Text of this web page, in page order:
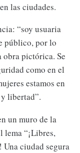
las ciudades.
“soy usuaria
público, por lo
obra pictórica. Se
como en el
estamos en
libertad”.
un muro de la
lema “¡Libres,
Una ciudad segura